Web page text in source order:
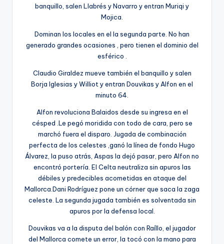
banquillo, salen Llabrés y Navarro y entran Muriqi y
Mojica.
Dominan los locales en el la segunda parte. No han
generado grandes ocasiones , pero tienen el dominio del
esférico .
Claudio Giraldez mueve también el banquillo y salen
Borja Iglesias y Williot y entran Douvikas y Alfon en el
minuto 64.
Alfon revoluciona Balaidos desde su ingresa en el
césped .Le pegó moridida con todo de cara, pero se
marchó fuera el disparo. Jugada de combinación
perfecta de los celestes ,ganó la línea de fondo Hugo
Álvarez, la puso atrás, Aspas la dejó pasar, pero Alfon no
encontró portería. El Celta neutraliza sin apuros las
débiles y predecibles acometidas en ataque del
Mallorca.Dani Rodríguez pone un córner que saca la zaga
celeste. La segunda jugada también es solventada sin
apuros por la defensa local.
Douvikas va a la disputa del balón con Raíllo, el jugador
del Mallorca comete un error, la tocó con la mano para